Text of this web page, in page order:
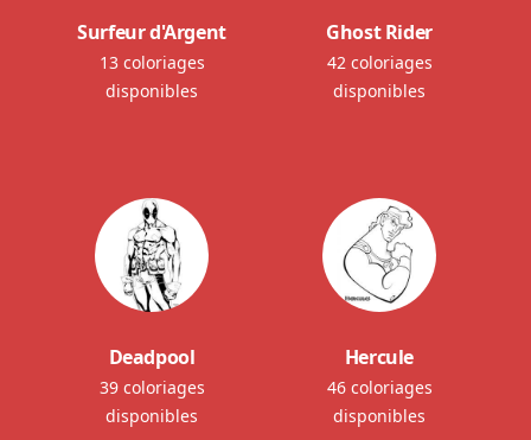
Surfeur d'Argent
13 coloriages
disponibles
Ghost Rider
42 coloriages
disponibles
Deadpool
39 coloriages
disponibles
Hercule
46 coloriages
disponibles